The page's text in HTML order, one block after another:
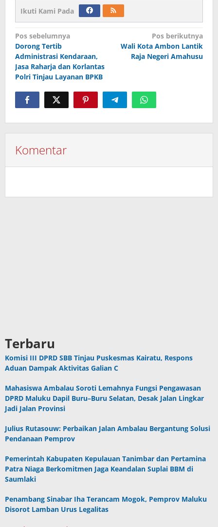
Ikuti Kami Pada
Navigasi
pos
Pos sebelumnya
Dorong Tertib
Administrasi Kendaraan,
Jasa Raharja dan Korlantas
Polri Tinjau Layanan BPKB
Pos berikutnya
Wali Kota Ambon Lantik
Raja Negeri Amahusu
Komentar
Terbaru
Komisi III DPRD SBB Tinjau Puskesmas Kairatu, Respons
Aduan Dampak Aktivitas Galian C
Mahasiswa Ambalau Soroti Lemahnya Fungsi Pengawasan
DPRD Maluku Dapil Buru–Buru Selatan, Desak Jalan Lingkar
Jadi Jalan Provinsi
Julius Rutasouw: Perbaikan Jalan Ambalau Bergantung Solusi
Pendanaan Pemprov
Pemerintah Kabupaten Kepulauan Tanimbar dan Pertamina
Patra Niaga Berkomitmen Jaga Keandalan Suplai BBM di
Saumlaki
Penambang Sinabar Iha Terancam Mogok, Pemprov Maluku
Disorot Lamban Urus Legalitas